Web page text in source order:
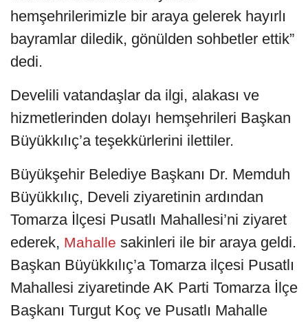
hemşehrilerimizle bir araya gelerek hayırlı
bayramlar diledik, gönülden sohbetler ettik”
dedi.
Develili vatandaşlar da ilgi, alakası ve
hizmetlerinden dolayı hemşehrileri Başkan
Büyükkılıç’a teşekkürlerini ilettiler.
Büyükşehir Belediye Başkanı Dr. Memduh
Büyükkılıç, Develi ziyaretinin ardından
Tomarza İlçesi Pusatlı Mahallesi’ni ziyaret
ederek, Mahalle sakinleri ile bir araya geldi.
Başkan Büyükkılıç’a Tomarza ilçesi Pusatlı
Mahallesi ziyaretinde AK Parti Tomarza İlçe
Başkanı Turgut Koç ve Pusatlı Mahalle